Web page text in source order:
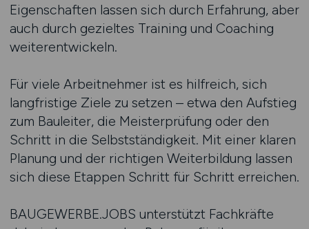
Eigenschaften lassen sich durch Erfahrung, aber
auch durch gezieltes Training und Coaching
weiterentwickeln.
Für viele Arbeitnehmer ist es hilfreich, sich
langfristige Ziele zu setzen – etwa den Aufstieg
zum Bauleiter, die Meisterprüfung oder den
Schritt in die Selbstständigkeit. Mit einer klaren
Planung und der richtigen Weiterbildung lassen
sich diese Etappen Schritt für Schritt erreichen.
BAUGEWERBE.JOBS unterstützt Fachkräfte